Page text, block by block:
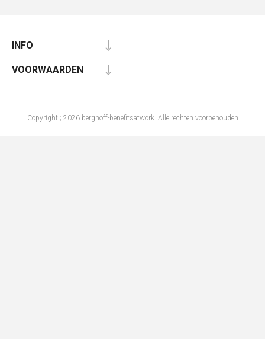
INFO
VOORWAARDEN
Copyright ; 2026 berghoff-benefitsatwork. Alle rechten voorbehouden